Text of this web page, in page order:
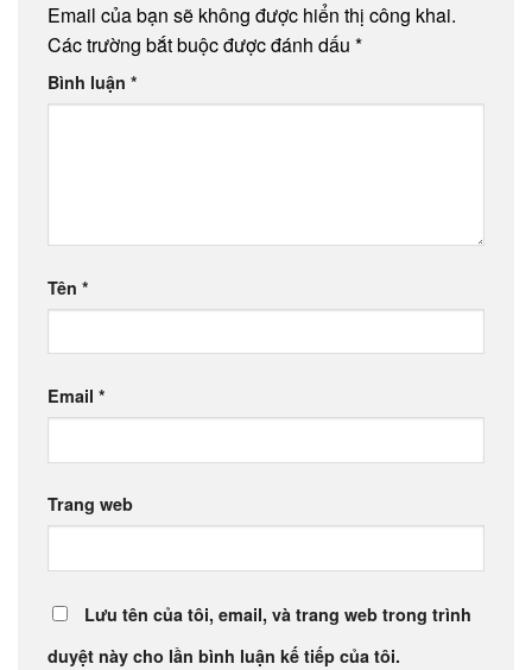
Email của bạn sẽ không được hiển thị công khai.
Các trường bắt buộc được đánh dấu *
Bình luận *
Tên *
Email *
Trang web
Lưu tên của tôi, email, và trang web trong trình
duyệt này cho lần bình luận kế tiếp của tôi.